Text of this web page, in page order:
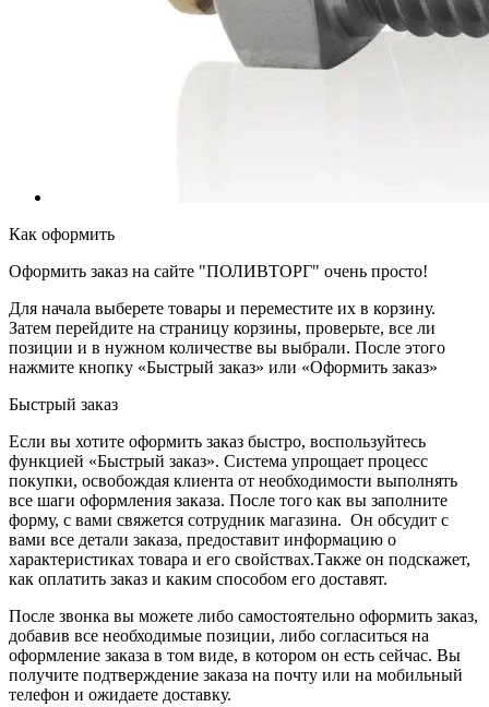
Как оформить
Оформить заказ на сайте "ПОЛИВТОРГ" очень просто!
Для начала выберете товары и переместите их в корзину.
Затем перейдите на страницу корзины, проверьте, все ли
позиции и в нужном количестве вы выбрали. После этого
нажмите кнопку «Быстрый заказ» или «Оформить заказ»
Быстрый заказ
Если вы хотите оформить заказ быстро, воспользуйтесь
функцией «Быстрый заказ». Система упрощает процесс
покупки, освобождая клиента от необходимости выполнять
все шаги оформления заказа. После того как вы заполните
форму, с вами свяжется сотрудник магазина. Он обсудит с
вами все детали заказа, предоставит информацию о
характеристиках товара и его свойствах.Также он подскажет,
как оплатить заказ и каким способом его доставят.
После звонка вы можете либо самостоятельно оформить заказ,
добавив все необходимые позиции, либо согласиться на
оформление заказа в том виде, в котором он есть сейчас. Вы
получите подтверждение заказа на почту или на мобильный
телефон и ожидаете доставку.